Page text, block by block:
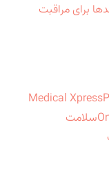
برای مراقبت
Medical Xpress
سلامت